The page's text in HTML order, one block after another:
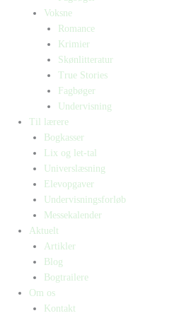
Voksne
Romance
Krimier
Skønlitteratur
True Stories
Fagbøger
Undervisning
Til lærere
Bogkasser
Lix og let-tal
Universlæsning
Elevopgaver
Undervisningsforløb
Messekalender
Aktuelt
Artikler
Blog
Bogtrailere
Om os
Kontakt